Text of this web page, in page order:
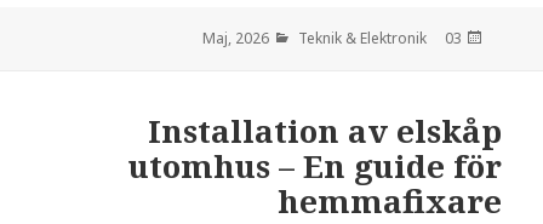
den
03 Maj, 2026
Teknik & Elektronik
Installation av elskåp
utomhus – En guide för
hemmafixare